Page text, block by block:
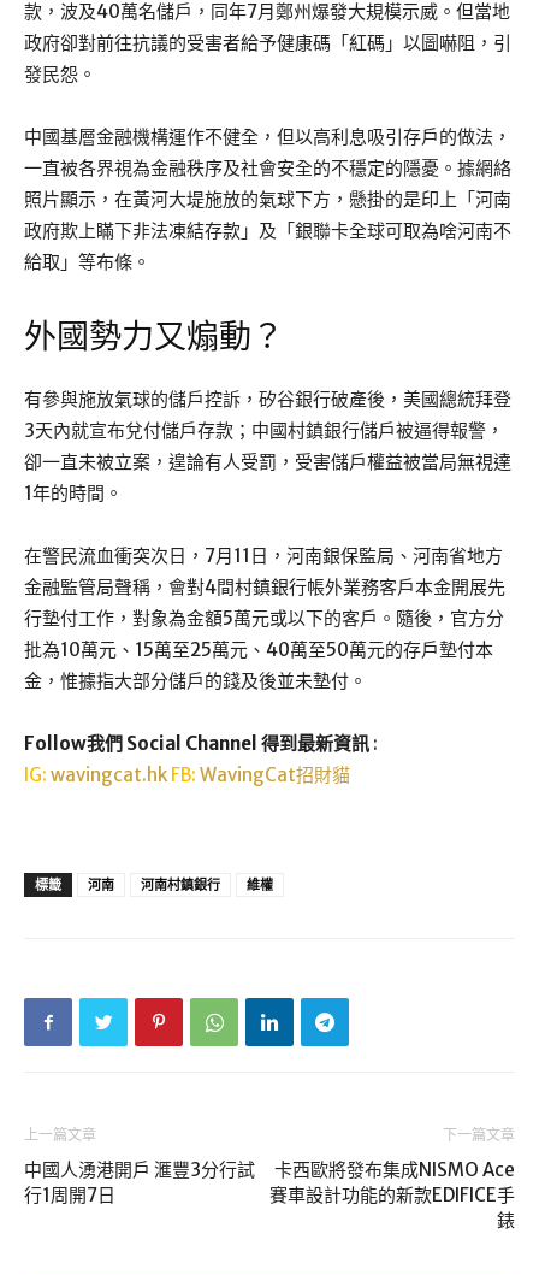
款，波及40萬名儲戶，同年7月鄭州爆發大規模示威。但當地
政府卻對前往抗議的受害者給予健康碼「紅碼」以圖嚇阻，引
發民怨。
中國基層金融機構運作不健全，但以高利息吸引存戶的做法，
一直被各界視為金融秩序及社會安全的不穩定的隱憂。據網絡
照片顯示，在黃河大堤施放的氣球下方，懸掛的是印上「河南
政府欺上瞞下非法凍結存款」及「銀聯卡全球可取為啥河南不
給取」等布條。
外國勢力又煽動？
有參與施放氣球的儲戶控訴，矽谷銀行破產後，美國總統拜登
3天內就宣布兌付儲戶存款；中國村鎮銀行儲戶被逼得報警，
卻一直未被立案，遑論有人受罰，受害儲戶權益被當局無視達
1年的時間。
在警民流血衝突次日，7月11日，河南銀保監局、河南省地方
金融監管局聲稱，會對4間村鎮銀行帳外業務客戶本金開展先
行墊付工作，對象為金額5萬元或以下的客戶。隨後，官方分
批為10萬元、15萬至25萬元、40萬至50萬元的存戶墊付本
金，惟據指大部分儲戶的錢及後並未墊付。
Follow我們 Social Channel 得到最新資訊 :
IG: wavingcat.hk FB: WavingCat招財貓
標籤 河南 河南村鎮銀行 維權
上一篇文章
中國人湧港開戶 滙豐3分行試
行1周開7日
下一篇文章
卡西歐將發布集成NISMO Ace
賽車設計功能的新款EDIFICE手
錶